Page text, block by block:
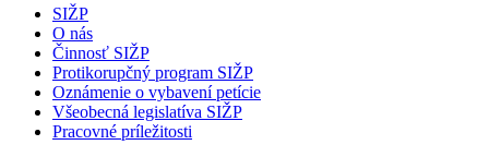
SIŽP
O nás
Činnosť SIŽP
Protikorupčný program SIŽP
Oznámenie o vybavení petície
Všeobecná legislatíva SIŽP
Pracovné príležitosti